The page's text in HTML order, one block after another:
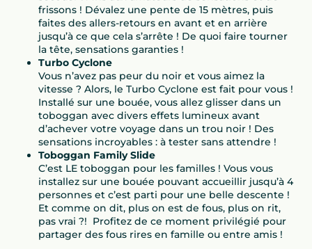
frissons ! Dévalez une pente de 15 mètres, puis
faites des allers-retours en avant et en arrière
jusqu’à ce que cela s’arrête ! De quoi faire tourner
la tête, sensations garanties !
Turbo Cyclone
Vous n’avez pas peur du noir et vous aimez la
vitesse ? Alors, le Turbo Cyclone est fait pour vous !
Installé sur une bouée, vous allez glisser dans un
toboggan avec divers effets lumineux avant
d’achever votre voyage dans un trou noir ! Des
sensations incroyables : à tester sans attendre !
Toboggan Family Slide
C’est LE toboggan pour les familles ! Vous vous
installez sur une bouée pouvant accueillir jusqu’à 4
personnes et c’est parti pour une belle descente !
Et comme on dit, plus on est de fous, plus on rit,
pas vrai ?! Profitez de ce moment privilégié pour
partager des fous rires en famille ou entre amis !